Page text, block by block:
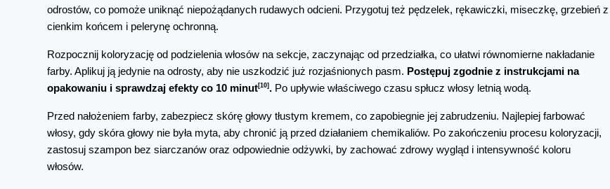
odrostów, co pomoże uniknąć niepożądanych rudawych odcieni. Przygotuj też pędzelek, rękawiczki, miseczkę, grzebień z
cienkim końcem i pelerynę ochronną.
Rozpocznij koloryzację od podzielenia włosów na sekcje, zaczynając od przedziałka, co ułatwi równomierne nakładanie
farby. Aplikuj ją jedynie na odrosty, aby nie uszkodzić już rozjaśnionych pasm. Postępuj zgodnie z instrukcjami na
opakowaniu i sprawdzaj efekty co 10 minut[10] . Po upływie właściwego czasu spłucz włosy letnią wodą.
Przed nałożeniem farby, zabezpiecz skórę głowy tłustym kremem, co zapobiegnie jej zabrudzeniu. Najlepiej farbować
włosy, gdy skóra głowy nie była myta, aby chronić ją przed działaniem chemikaliów. Po zakończeniu procesu koloryzacji,
zastosuj szampon bez siarczanów oraz odpowiednie odżywki, by zachować zdrowy wygląd i intensywność koloru
włosów.